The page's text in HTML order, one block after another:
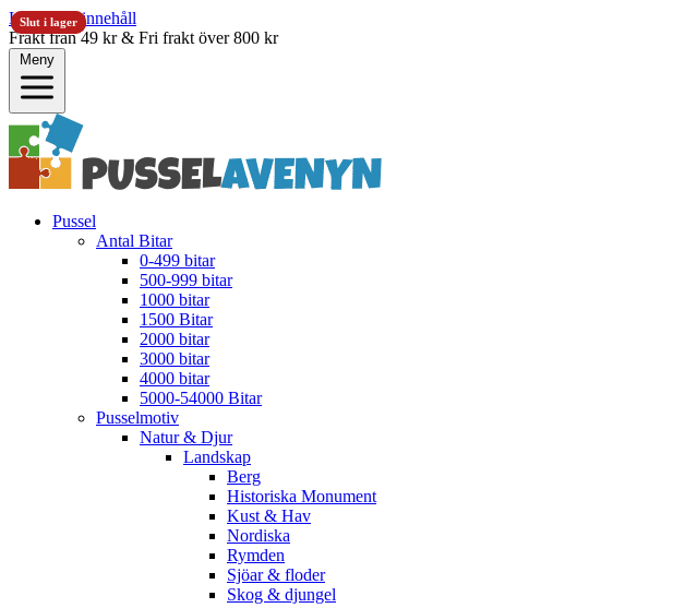
Hoppa till innehåll
Frakt från 49 kr & Fri frakt över 800 kr
Meny
Pussel
Antal Bitar
0-499 bitar
500-999 bitar
1000 bitar
1500 Bitar
2000 bitar
3000 bitar
4000 bitar
5000-54000 Bitar
Pusselmotiv
Natur & Djur
Landskap
Berg
Historiska Monument
Kust & Hav
Nordiska
Rymden
Sjöar & floder
Skog & djungel
Slut i lager
Slut i lager